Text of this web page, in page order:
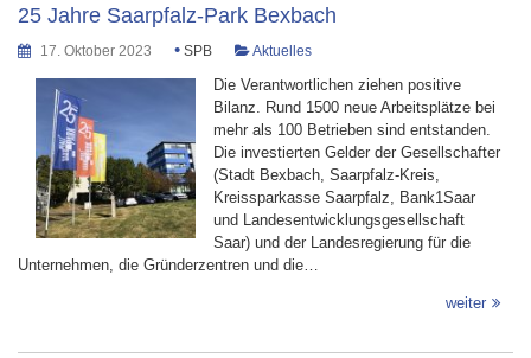
25 Jahre Saarpfalz-Park Bexbach
17. Oktober 2023 • SPB Aktuelles
Die Verantwortlichen ziehen positive
Bilanz. Rund 1500 neue Arbeitsplätze bei
mehr als 100 Betrieben sind entstanden.
Die investierten Gelder der Gesellschafter
(Stadt Bexbach, Saarpfalz-Kreis,
Kreissparkasse Saarpfalz, Bank1Saar
und Landesentwicklungsgesellschaft
Saar) und der Landesregierung für die
Unternehmen, die Gründerzentren und die…
weiter